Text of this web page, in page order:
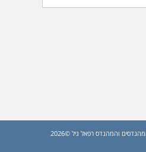
כל הזכויות שמורות לאיגוד המהנדסים והמהנדס רפאל גיל ©2026